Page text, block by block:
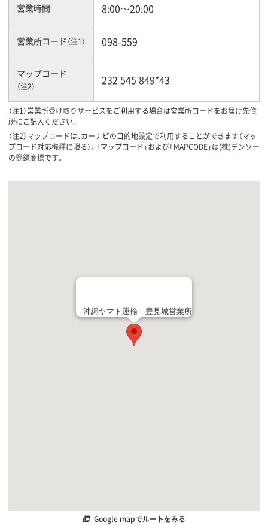
営業時間 8:00〜20:00
営業所コード （注1） 098-559
マップコード
（注2） 232 545 849*43
（注1）営業所受け取りサービスをご利用する場合は営業所コードをお届け先住
所にご記入ください。
（注2）マップコードは、カーナビの目的地設定で利用することができます（マッ
プコード対応機種に限る）。「マップコード」および「MAPCODE」は(株)デンソー
の登録商標です。
沖縄ヤマト運輸 豊見城営業所
Google mapでルートをみる